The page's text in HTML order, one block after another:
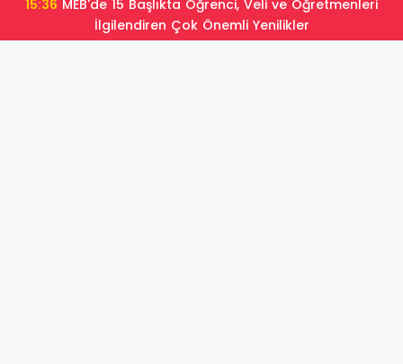
15:36
İlgilendiren Çok Önemli Yenilikler